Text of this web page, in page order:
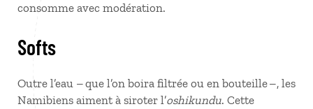
consomme avec modération.
Softs
Outre l’eau – que l’on boira filtrée ou en bouteille –, les
Namibiens aiment à siroter l’oshikundu. Cette